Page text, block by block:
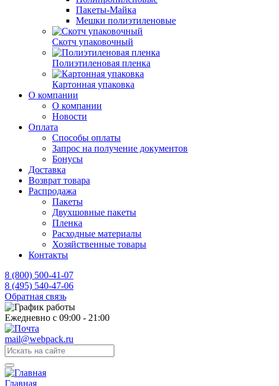
Пакеты-Майка
Мешки полиэтиленовые
Скотч упаковочный
Полиэтиленовая пленка
Картонная упаковка
О компании
О компании
Новости
Оплата
Способы оплаты
Запрос на получение документов
Бонусы
Доставка
Возврат товара
Распродажа
Пакеты
Двухшовные пакеты
Пленка
Расходные материалы
Хозяйственные товары
Контакты
8 (800) 500-41-07
8 (495) 540-47-06
Обратная связь
Ежедневно с 09:00 - 21:00
mail@webpack.ru
Главная